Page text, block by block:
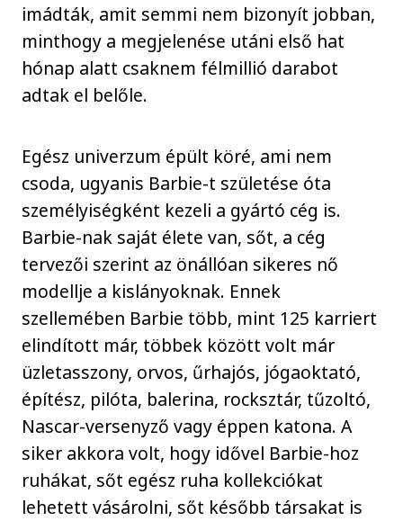
imádták, amit semmi nem bizonyít jobban,
minthogy a megjelenése utáni első hat
hónap alatt csaknem félmillió darabot
adtak el belőle.
Egész univerzum épült köré, ami nem
csoda, ugyanis Barbie-t születése óta
személyiségként kezeli a gyártó cég is.
Barbie-nak saját élete van, sőt, a cég
tervezői szerint az önállóan sikeres nő
modellje a kislányoknak. Ennek
szellemében Barbie több, mint 125 karriert
elindított már, többek között volt már
üzletasszony, orvos, űrhajós, jógaoktató,
építész, pilóta, balerina, rocksztár, tűzoltó,
Nascar-versenyző vagy éppen katona. A
siker akkora volt, hogy idővel Barbie-hoz
ruhákat, sőt egész ruha kollekciókat
lehetett vásárolni, sőt később társakat is